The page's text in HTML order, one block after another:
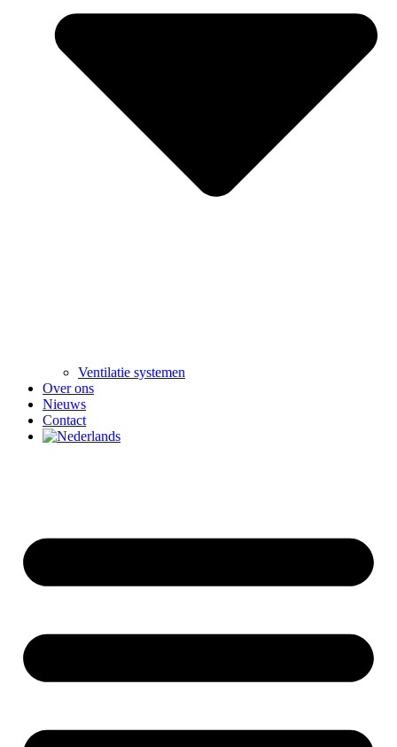
Ventilatie systemen
Over ons
Nieuws
Contact